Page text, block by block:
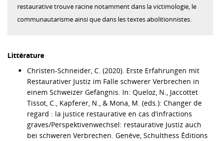
restaurative trouve racine notamment dans la victimologie, le
communautarisme ainsi que dans les textes abolitionnistes.
Littérature
Christen-Schneider, C. (2020). Erste Erfahrungen mit
Restaurativer Justiz im Falle schwerer Verbrechen in
einem Schweizer Gefängnis. In: Queloz, N., Jaccottet
Tissot, C., Kapferer, N., & Mona, M. (eds.): Changer de
regard : la justice restaurative en cas d’infractions
graves/Perspektivenwechsel: restaurative Justiz auch
bei schweren Verbrechen. Genève, Schulthess Éditions